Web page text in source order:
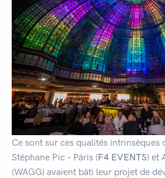
Ce sont sur ces qualités intrinsèques
Stéphane Pic – Pâris (F4 EVENTS) et
(WAGG) avaient bâti leur projet de